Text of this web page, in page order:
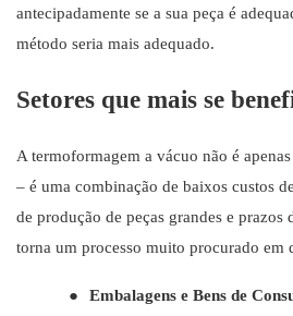
antecipadamente se a sua peça é
método seria mais adequado.
Setores que mais se
A termoformagem a vácuo não é
– é uma combinação de baixos custos
de produção de peças grandes e prazos
torna um processo muito procurado em
● Embalagens e Bens de